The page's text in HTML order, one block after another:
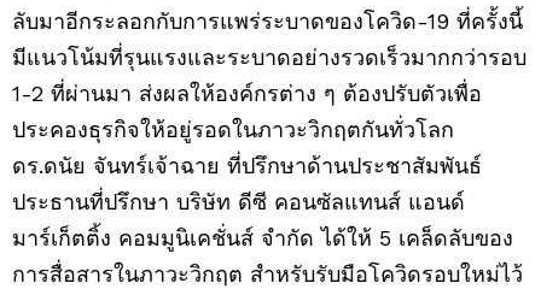
ลับมาอีกระลอกกับการแพร่ระบาดของโควิด-19 ที่ครั้งนี้
มีแนวโน้มที่รุนแรงและระบาดอย่างรวดเร็วมากกว่ารอบ
1-2 ที่ผ่านมา ส่งผลให้องค์กรต่าง ๆ ต้องปรับตัวเพื่อ
ประคองธุรกิจให้อยู่รอดในภาวะวิกฤตกันทั่วโลก
ดร.ดนัย จันทร์เจ้าฉาย ที่ปรึกษาด้านประชาสัมพันธ์
ประธานที่ปรึกษา บริษัท ดีซี คอนซัลแทนส์ แอนด์
มาร์เก็ตติ้ง คอมมูนิเคชั่นส์ จำกัด ได้ให้ 5 เคล็ดลับของ
การสื่อสารในภาวะวิกฤต สำหรับรับมือโควิดรอบใหม่ไว้